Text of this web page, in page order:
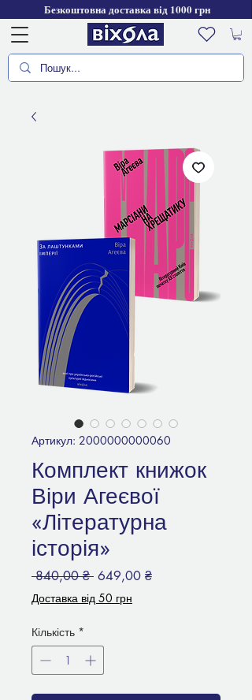
Безкоштовна доставка від 1000 грн
Артикул: 2000000000060
Комплект книжок
Віри Агеєвої
«Літературна
історія»
840,00 ₴ Звичайна
ціна
649,00 ₴За
Доставка від 50 грн
Кількість *